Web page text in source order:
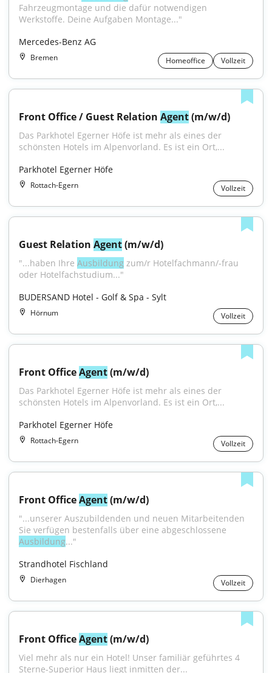
Fahrzeugmontage und die dafür notwendigen
Werkstoffe. Deine Aufgaben Montage..."
Mercedes-Benz AG
Bremen Homeoffice Vollzeit
Front Office / Guest Relation Agent (m/w/d)
Das Parkhotel Egerner Höfe ist mehr als eines der
schönsten Hotels im Alpenvorland. Es ist ein Ort,...
Parkhotel Egerner Höfe
Rottach-Egern Vollzeit
Guest Relation Agent (m/w/d)
"...haben Ihre Ausbildung zum/r Hotelfachmann/-frau
oder Hotelfachstudium..."
BUDERSAND Hotel - Golf & Spa - Sylt
Hörnum Vollzeit
Front Office Agent (m/w/d)
Das Parkhotel Egerner Höfe ist mehr als eines der
schönsten Hotels im Alpenvorland. Es ist ein Ort,...
Parkhotel Egerner Höfe
Rottach-Egern Vollzeit
Front Office Agent (m/w/d)
"...unserer Auszubildenden und neuen Mitarbeitenden
Ausbildung..."
Strandhotel Fischland
Dierhagen Vollzeit
Front Office Agent (m/w/d)
Viel mehr als nur ein Hotel! Unser familiär geführtes 4
Sterne-Superior Haus liegt inmitten der...